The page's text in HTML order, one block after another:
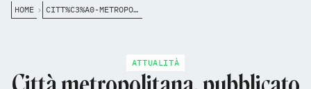
HOME CITT%C3%A0-METROPOLITANA-PUBBLICATO-IL-BANDO-DA-500-MILA-EURO-PER-GLI-ENTI-DEL-TERZO-SETTORE
ATTUALITÀ